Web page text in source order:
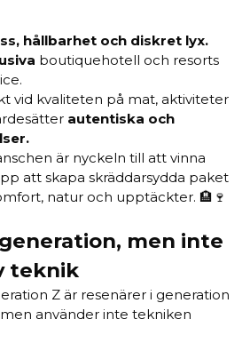
hållbarhet och diskret lyx.
boutiquehotell och resorts
vid kvaliteten på mat, aktiviteter
autentiska och
är nyckeln till att vinna
att skapa skräddarsydda paket
natur och upptäckter. 🏨🍷
men inte
teknik
Z är resenärer i generation
använder inte tekniken